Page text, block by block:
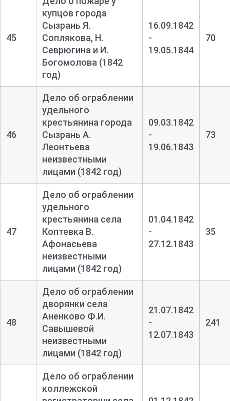
45
купцов города
Сызрань Я.
Соплякова, Н.
Севрюгина и И.
Богомолова (1842
год)
16.09.1842
-
19.05.1844
70
46
Дело об ограблении
удельного
крестьянина города
Сызрань А.
Леонтьева
неизвестными
лицами (1842 год)
09.03.1842
-
19.06.1843
73
47
Дело об ограблении
удельного
крестьянина села
Коптевка В.
Афонасьева
неизвестными
лицами (1842 год)
01.04.1842
-
27.12.1843
35
48
Дело об ограблении
дворянки села
Аненково Ф.И.
Савышевой
неизвестными
лицами (1842 год)
21.07.1842
-
12.07.1843
241
Дело об ограблении
коллежской